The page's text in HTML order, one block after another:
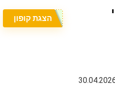
הצגת קופון